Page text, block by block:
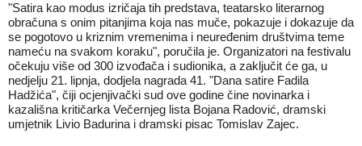
"Satira kao modus izričaja tih predstava, teatarsko literarnog
obračuna s onim pitanjima koja nas muče, pokazuje i dokazuje da
se pogotovo u kriznim vremenima i neuređenim društvima teme
nameću na svakom koraku", poručila je. Organizatori na festivalu
očekuju više od 300 izvođača i sudionika, a zaključit će ga, u
nedjelju 21. lipnja, dodjela nagrada 41. "Dana satire Fadila
Hadžića", čiji ocjenjivački sud ove godine čine novinarka i
kazališna kritičarka Večernjeg lista Bojana Radović, dramski
umjetnik Livio Badurina i dramski pisac Tomislav Zajec.